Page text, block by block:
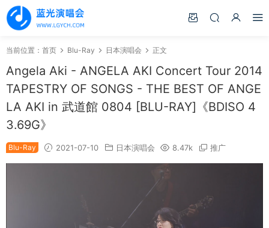
当前位置： 首页 Blu-Ray 日本演唱会 正文
Angela Aki - ANGELA AKI Concert Tour 2014
TAPESTRY OF SONGS - THE BEST OF ANGE
LA AKI in 武道館 0804 [BLU-RAY]《BDISO 4
3.69G》
Blu-Ray 2021-07-10 日本演唱会 8.47k 推广